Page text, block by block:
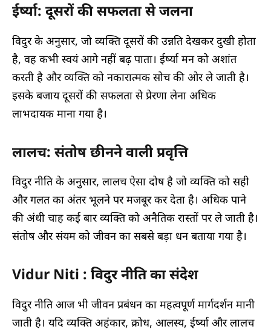
ईर्ष्या: दूसरों की सफलता से जलना
विदुर के अनुसार, जो व्यक्ति दूसरों की उन्नति देखकर दुखी होता
है, वह कभी स्वयं आगे नहीं बढ़ पाता। ईर्ष्या मन को अशांत
करती है और व्यक्ति को नकारात्मक सोच की ओर ले जाती है।
इसके बजाय दूसरों की सफलता से प्रेरणा लेना अधिक
लाभदायक माना गया है।
लालच: संतोष छीनने वाली प्रवृत्ति
विदुर नीति के अनुसार, लालच ऐसा दोष है जो व्यक्ति को सही
और गलत का अंतर भूलने पर मजबूर कर देता है। अधिक पाने
की अंधी चाह कई बार व्यक्ति को अनैतिक रास्तों पर ले जाती है।
संतोष और संयम को जीवन का सबसे बड़ा धन बताया गया है।
Vidur Niti : विदुर नीति का संदेश
विदुर नीति आज भी जीवन प्रबंधन का महत्वपूर्ण मार्गदर्शन मानी
जाती है। यदि व्यक्ति अहंकार, क्रोध, आलस्य, ईर्ष्या और लालच